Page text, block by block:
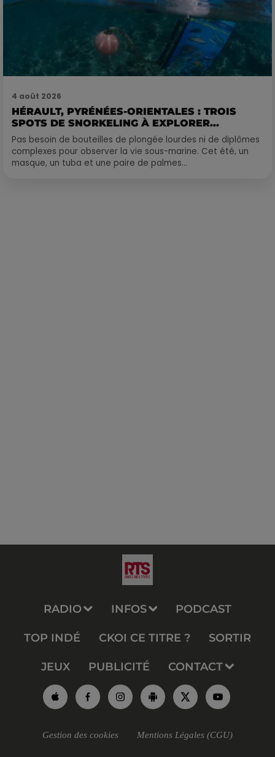
4 août 2026
HÉRAULT, PYRÉNÉES-ORIENTALES : TROIS
SPOTS DE SNORKELING À EXPLORER...
Pas besoin de bouteilles de plongée lourdes ni de diplômes
complexes pour observer la vie sous-marine. Cet été, un
masque, un tuba et une paire de palmes...
RADIO INFOS PODCAST
TOP INDÉ CKOI CE TITRE ? SORTIR
JEUX PUBLICITÉ CONTACT
Gestion des cookies Mentions Légales (CGU)